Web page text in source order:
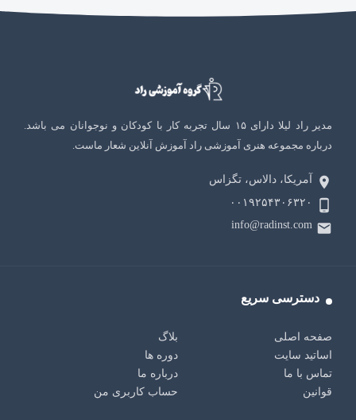
مدیر راد لیلا دارای ۱۵ سال تجربه کار با کودکان و نوجوانان می باشد.
درباره مجموعه هنری آموزشی راد آموزش آنلاین شعار ماست.
آمریکا، دالاس، تگزاس
۰۰۱۹۲۵۴۳۰۶۳۲۰
info@radinst.com
دسترسی سریع
صفحه اصلی
بلاگ
اساتید سایت
دوره ها
تماس با ما
درباره ما
قوانین
حساب کاربری من